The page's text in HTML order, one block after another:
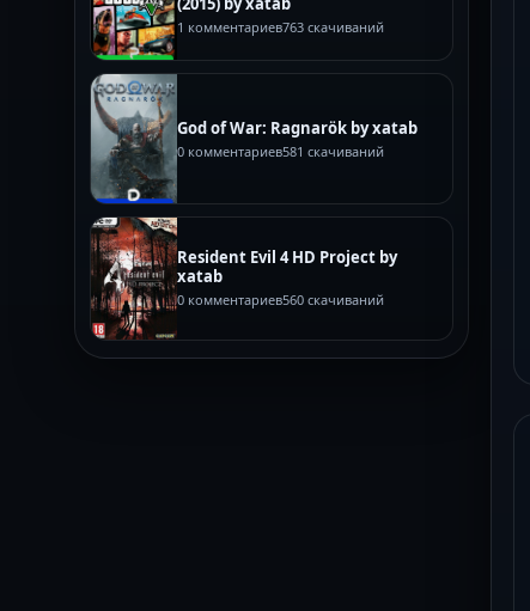
1 комментариев763 скачиваний
God of War: Ragnarök by xatab
0 комментариев581 скачиваний
Resident Evil 4 HD Project by
xatab
0 комментариев560 скачиваний